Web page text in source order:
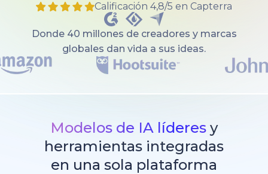
Calificación 4,8/5 en Capterra
Donde 40 millones de creadores y marcas
globales dan vida a sus ideas.
Modelos de IA líderes y
herramientas integradas
en una sola plataforma